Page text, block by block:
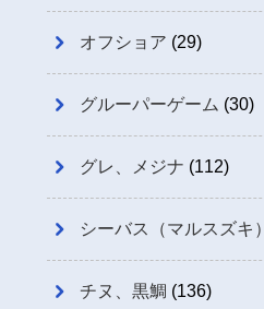
オフショア (29)
グルーパーゲーム (30)
グレ、メジナ (112)
シーバス（マルスズキ）
チヌ、黒鯛 (136)